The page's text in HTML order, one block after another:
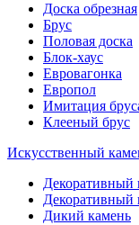
Доска обрезная
Брус
Половая доска
Блок-хаус
Евровагонка
Европол
Имитация
Клееный брус
Искусственный
Декоративный
Декоративный
Дикий камень